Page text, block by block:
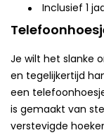
Inclusief 1
Je wilt het slanke
en tegelijkertijd
een
is gemaakt van
verstevigde